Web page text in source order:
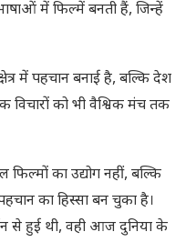
में फिल्में बनती हैं, जिन्हें
में पहचान बनाई है, बल्कि देश
विचारों को भी वैश्विक मंच तक
का उद्योग नहीं, बल्कि
का हिस्सा बन चुका है।
से हुई थी, वही आज दुनिया के